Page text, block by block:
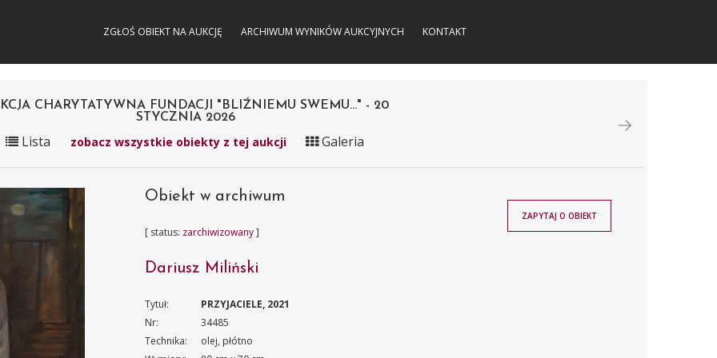
ZGŁOŚ OBIEKT NA AUKCJĘ ARCHIWUM WYNIKÓW AUKCYJNYCH KONTAKT
CHARYTATYWNA FUNDACJI "BLIŹNIEMU SWEMU..." - 20
STYCZNIA 2026
Lista zobacz wszystkie obiekty z tej aukcji Galeria
Obiekt w archiwum
[ status: zarchiwizowany]
Dariusz Miliński
Tytuł:
PRZYJACIELE, 2021
Nr:
34485
Technika:
olej, płótno
ZAPYTAJ O OBIEKT